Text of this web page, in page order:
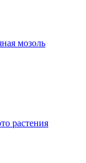
мозоль
растения